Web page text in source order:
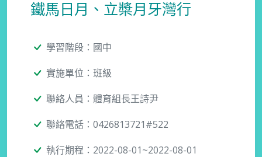
鐵馬日月、立槳月牙灣行
學習階段：國中
實施單位：班級
聯絡人員：體育組長王詩尹
聯絡電話：0426813721#522
執行期程：2022-08-01~2022-08-01